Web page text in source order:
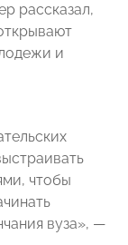
рассказал,
и
чтобы
вуза», —